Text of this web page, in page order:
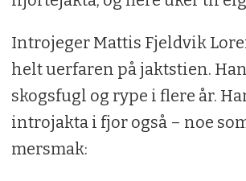
Introjeger Mattis Fjeldvik
helt uerfaren på jaktstien.
skogsfugl og rype i flere år.
introjakta i fjor også – noe
mersmak: